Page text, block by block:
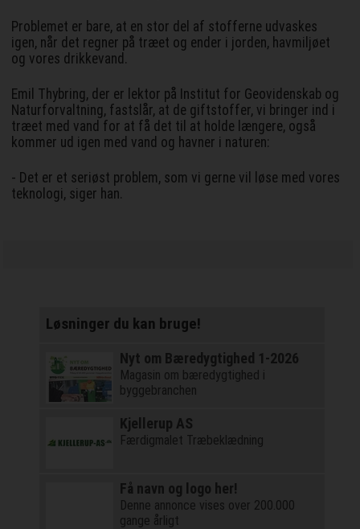
Problemet er bare, at en stor del af stofferne udvaskes
igen, når det regner på træet og ender i jorden, havmiljøet
og vores drikkevand.
Emil Thybring, der er lektor på Institut for Geovidenskab og
Naturforvaltning, fastslår, at de giftstoffer, vi bringer ind i
træet med vand for at få det til at holde længere, også
kommer ud igen med vand og havner i naturen:
- Det er et seriøst problem, som vi gerne vil løse med vores
teknologi, siger han.
Løsninger du kan bruge!
Nyt om Bæredygtighed 1-2026
Magasin om bæredygtighed i
byggebranchen
Kjellerup AS
Færdigmalet Træbeklædning
Få navn og logo her!
Denne annonce vises over 200.000
gange årligt